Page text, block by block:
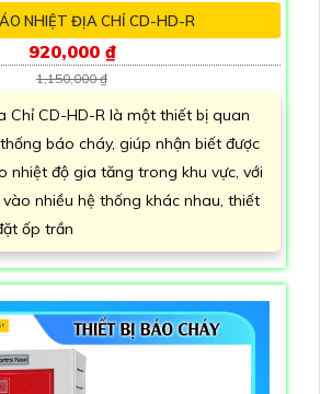
NHIỆT ĐỊA CHỈ CD-HD-R
920,000 ₫
1,150,000 ₫
Chỉ CD-HD-R là một thiết bị quan
báo cháy, giúp nhận biết được
nhiệt độ gia tăng trong khu vực, với
nhiều hệ thống khác nhau, thiết
ốp trần